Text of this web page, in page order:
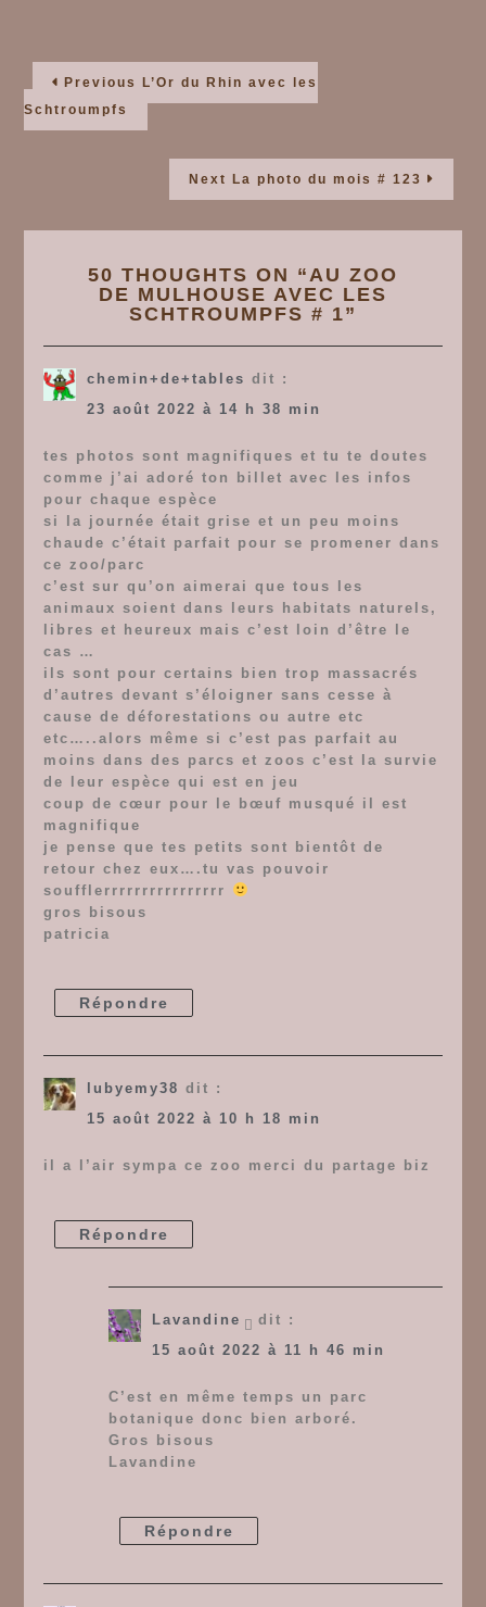
Navigation
l’article
Previous Previous
L’Or du Rhin avec les
Schtroumpfs
Next Next
La photo du mois # 123
50 THOUGHTS ON “AU ZOO
DE MULHOUSE AVEC LES
SCHTROUMPFS # 1”
chemin+de+tables dit :
23 août 2022 à 14 h 38 min
tes photos sont magnifiques et tu te doutes
comme j’ai adoré ton billet avec les infos
pour chaque espèce
si la journée était grise et un peu moins
chaude c’était parfait pour se promener dans
ce zoo/parc
c’est sur qu’on aimerai que tous les
animaux soient dans leurs habitats naturels,
libres et heureux mais c’est loin d’être le
cas …
ils sont pour certains bien trop massacrés
d’autres devant s’éloigner sans cesse à
cause de déforestations ou autre etc
etc…..alors même si c’est pas parfait au
moins dans des parcs et zoos c’est la survie
de leur espèce qui est en jeu
coup de cœur pour le bœuf musqué il est
magnifique
je pense que tes petits sont bientôt de
retour chez eux….tu vas pouvoir
soufflerrrrrrrrrrrrrrrr
gros bisous
patricia
Répondre
lubyemy38 dit :
15 août 2022 à 10 h 18 min
il a l’air sympa ce zoo merci du partage biz
Répondre
Lavandine
dit :
15 août 2022 à 11 h 46 min
C’est en même temps un parc
botanique donc bien arboré.
Gros bisous
Lavandine
Répondre